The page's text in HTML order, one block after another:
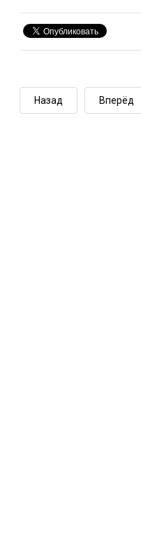
Назад Вперёд